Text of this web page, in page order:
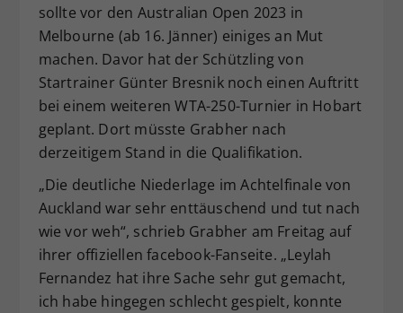
sollte vor den Australian Open 2023 in
Melbourne (ab 16. Jänner) einiges an Mut
machen. Davor hat der Schützling von
Startrainer Günter Bresnik noch einen Auftritt
bei einem weiteren WTA-250-Turnier in Hobart
geplant. Dort müsste Grabher nach
derzeitigem Stand in die Qualifikation.
„Die deutliche Niederlage im Achtelfinale von
Auckland war sehr enttäuschend und tut nach
wie vor weh“, schrieb Grabher am Freitag auf
ihrer offiziellen facebook-Fanseite. „Leylah
Fernandez hat ihre Sache sehr gut gemacht,
ich habe hingegen schlecht gespielt, konnte